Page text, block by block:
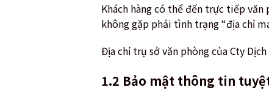
Khách hàng có thể đến trực tiếp văn
không gặp phải tình trạng “địa chỉ
Địa chỉ trụ sở văn phòng của Cty
1.2 Bảo mật thông tin